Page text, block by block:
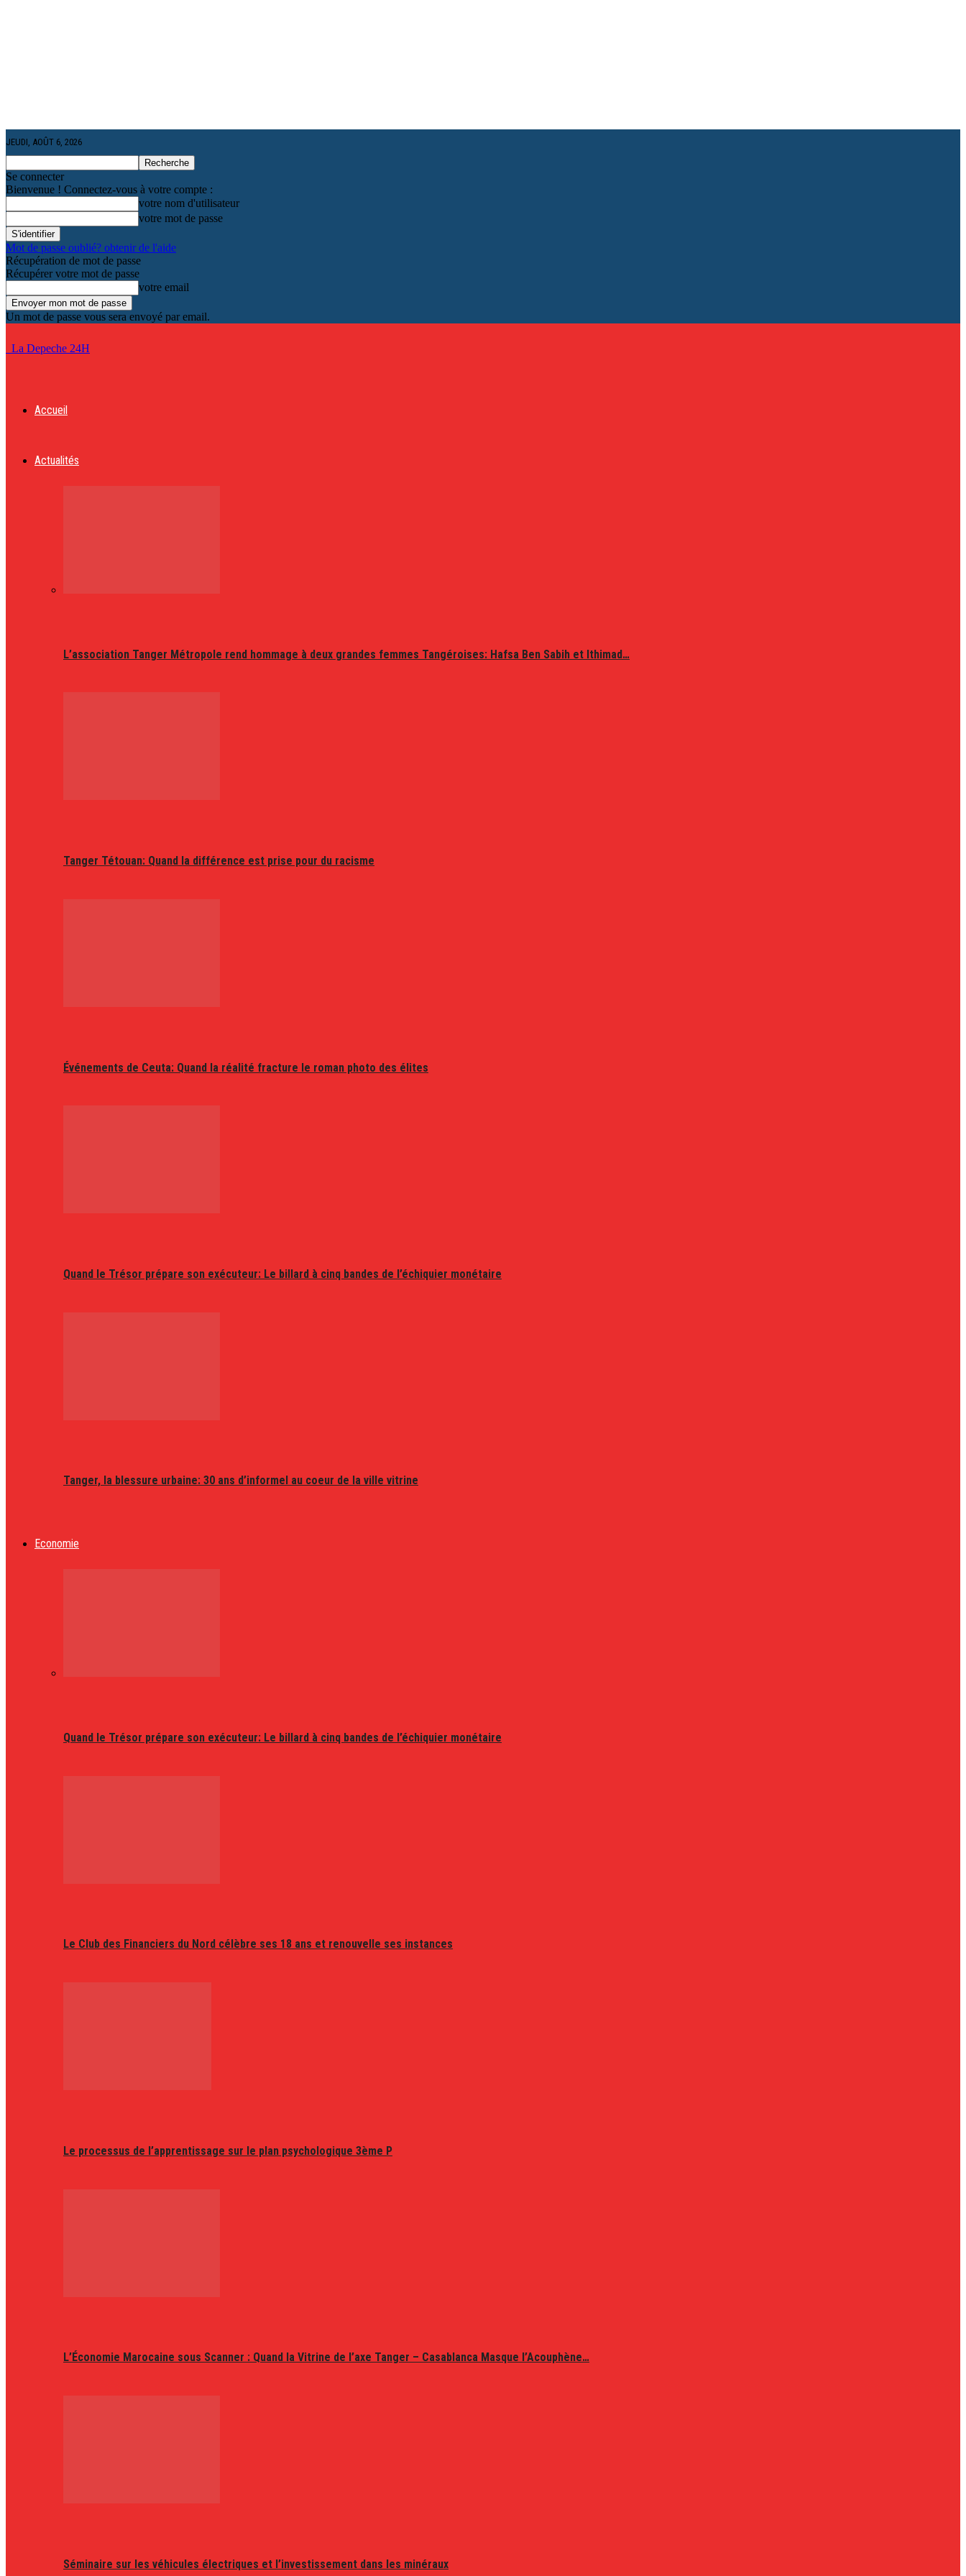
JEUDI, AOÛT 6, 2026
Se connecter
Bienvenue ! Connectez-vous à votre compte :
votre nom d'utilisateur
votre mot de passe
Mot de passe oublié? obtenir de l'aide
Récupération de mot de passe
Récupérer votre mot de passe
votre email
Un mot de passe vous sera envoyé par email.
La Depeche 24H
Accueil
Actualités
L’association Tanger Métropole rend hommage à deux grandes femmes Tangéroises: Hafsa Ben Sabih et Ithimad…
Tanger Tétouan: Quand la différence est prise pour du racisme
Événements de Ceuta: Quand la réalité fracture le roman photo des élites
Quand le Trésor prépare son exécuteur: Le billard à cinq bandes de l’échiquier monétaire
Tanger, la blessure urbaine: 30 ans d’informel au coeur de la ville vitrine
Economie
Quand le Trésor prépare son exécuteur: Le billard à cinq bandes de l’échiquier monétaire
Le Club des Financiers du Nord célèbre ses 18 ans et renouvelle ses instances
Le processus de l’apprentissage sur le plan psychologique 3ème P
L’Économie Marocaine sous Scanner : Quand la Vitrine de l’axe Tanger – Casablanca Masque l’Acouphène…
Séminaire sur les véhicules électriques et l’investissement dans les minéraux